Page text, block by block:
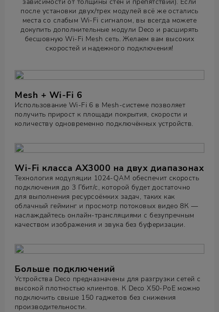
после установки двух/трех модулей всё же остались
места со слабым Wi-Fi сигналом, вы всегда можете
докупить дополнительные модули Deco и расширять
бесшовную Wi-Fi Mesh сеть. Желаем вам высоких
скоростей и надежного подключения!
Mesh + Wi-Fi 6
Использование Wi-Fi 6 в Mesh-системе позволяет
получить прирост к площади покрытия, скорости и
количеству одновременно подключённых устройств.
Wi-Fi класса AX3000 на двух диапазонах
Технология модуляции 1024-QAM обеспечит скорость
подключения до 3 Гбит/с, которой будет достаточно
для выполнения ресурсоёмких задач, таких как
облачный гейминг и просмотр потоковых видео 8К —
наслаждайтесь онлайн-трансляциями с безупречным
качеством изображения и звука без буферизации.
Больше подключений
Устройства Deco предназначены для разгрузки сетей с
высокой плотностью клиентов. К Deco X50-PoE можно
подключить свыше 150 гаджетов без снижения
производительности.